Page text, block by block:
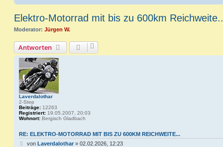
Elektro-Motorrad mit bis zu 600km
Moderator: Jürgen W.
Antworten
Laverdalothar
2-Step
Beiträge: 12263
Registriert: 19.05.2007, 20:03
Wohnort: Bergisch Gladbach
RE: ELEKTRO-MOTORRAD MIT BIS ZU 600KM REICHWEITE...
Bvon Laverdalothar» 02.02.2026, 12:23